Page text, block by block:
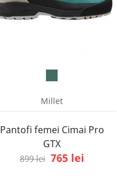
Millet
Pantofi femei Cimai Pro
GTX
899 lei 765 lei